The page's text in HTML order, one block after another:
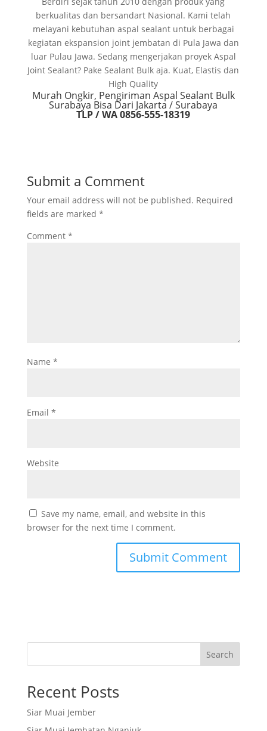
berkualitas dan bersandart Nasional. Kami telah
melayani kebutuhan aspal sealant untuk berbagai
kegiatan ekspansion joint jembatan di Pula Jawa dan
luar Pulau Jawa. Sedang mengerjakan proyek Aspal
Joint Sealant? Pake Sealant Bulk aja. Kuat, Elastis dan
High Quality
Murah Ongkir, Pengiriman Aspal Sealant Bulk
Surabaya Bisa Dari Jakarta / Surabaya
TLP / WA 0856-555-18319
Submit a Comment
Your email address will not be published. Required
fields are marked *
Comment *
Name *
Email *
Website
Save my name, email, and website in this
browser for the next time I comment.
Search
Recent Posts
Siar Muai Jember